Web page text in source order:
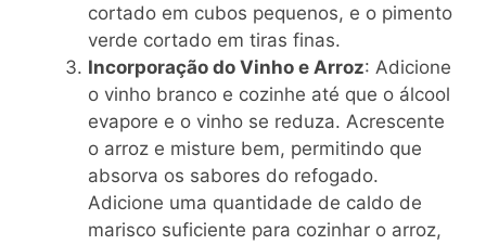
cortado em cubos pequenos, e o pimento
verde cortado em tiras finas.
Incorporação do Vinho e Arroz: Adicione
o vinho branco e cozinhe até que o álcool
evapore e o vinho se reduza. Acrescente
o arroz e misture bem, permitindo que
absorva os sabores do refogado.
Adicione uma quantidade de caldo de
marisco suficiente para cozinhar o arroz,